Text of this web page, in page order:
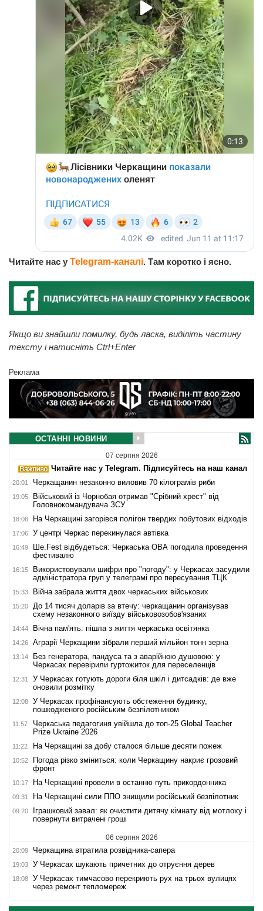
Читайте нас у Telegram-каналі. Там коротко і ясно.
Якщо ви знайшли помилку, будь ласка, виділіть частину
тексту і натисніть Ctrl+Enter
Реклама
ОСТАННІ НОВИНИ
07 серпня 2026
Читайте нас у Telegram. Підписуйтесь на наш канал
20:01 Черкащанин незаконно виловив 70 кілограмів риби
19:05
Військовий із Чорнобая отримав "Срібний хрест" від
Головнокомандувача ЗСУ
18:08 На Черкащині загорівся полігон твердих побутових відходів
17:06 У центрі Черкас перекинулася автівка
16:49
Ше.Fest відбудеться: Черкаська ОВА погодила проведення
фестивалю
16:15
Використовували шифри про "погоду": у Черкасах засудили
адміністратора груп у телеграмі про пересування ТЦК
15:33 Війна забрала життя двох черкаських військових
15:20
До 14 тисяч доларів за втечу: черкащанин організував
схему незаконного виїзду військовозобов'язаних
14:44 Вічна пам'ять: пішла з життя черкаська освітянка
14:26 Аграрії Черкащини зібрали перший мільйон тонн зерна
13:14
Без генератора, пандуса та з аварійною душовою: у
Черкасах перевірили гуртожиток для переселенців
12:31
У Черкасах готують дороги біля шкіл і дитсадків: де вже
оновили розмітку
12:08
У Черкасах профінансують обстеження будинку,
пошкодженого російським безпілотником
11:57
Черкаська педагогиня увійшла до топ-25 Global Teacher
Prize Ukraine 2026
11:22 На Черкащині за добу сталося більше десяти пожеж
10:52
Погода різко зміниться: коли Черкащину накриє грозовий
фронт
10:17 На Черкащині провели в останню путь прикордонника
09:31 На Черкащині сили ППО знищили російський безпілотник
09:20
Іграшковий завал: як очистити дитячу кімнату від мотлоху і
повернути витрачені гроші
06 серпня 2026
20:09 Черкащина втратила розвідника-сапера
19:03 У Черкасах шукають причетних до отруєння дерев
18:08
У Черкасах тимчасово перекриють рух на трьох вулицях
через ремонт тепломереж